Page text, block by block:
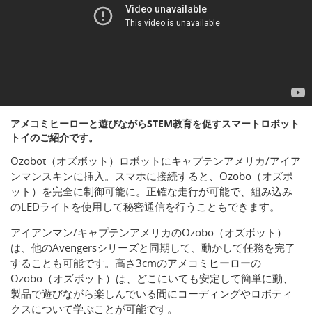
アメコミヒーローと遊びながらSTEM教育を促すスマートロボット
トイのご紹介です。
Ozobot（オズボット）ロボットにキャプテンアメリカ/アイア
ンマンスキンに挿入。スマホに接続すると、Ozobo（オズボ
ット）を完全に制御可能に。正確な走行が可能で、組み込み
のLEDライトを使用して秘密通信を行うこともできます。
アイアンマン/キャプテンアメリカのOzobo（オズボット）
は、他のAvengersシリーズと同期して、動かして任務を完了
することも可能です。高さ3cmのアメコミヒーローの
Ozobo（オズボット）は、どこにいても安定して簡単に動、
製品で遊びながら楽しんでいる間にコーディングやロボティ
クスについて学ぶことが可能です。